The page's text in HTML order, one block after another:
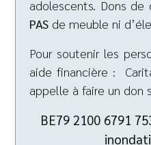
adolescents. Dons de
PAS de meuble ni
Pour soutenir les
aide financière :
appelle à faire un don
BE79 2100 6791